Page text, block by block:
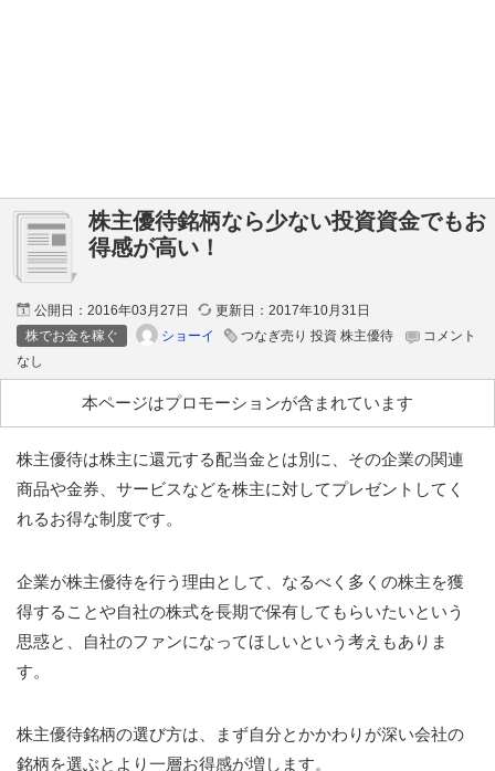
株主優待銘柄なら少ない投資資金でもお
得感が高い！
公開日： 2016年03月27日 更新日： 2017年10月31日
株でお金を稼ぐ
ショーイ つなぎ売り 投資 株主優待
コメント
なし
本ページはプロモーションが含まれています
株主優待は株主に還元する配当金とは別に、その企業の関連
商品や金券、サービスなどを株主に対してプレゼントしてく
れるお得な制度です。
企業が株主優待を行う理由として、なるべく多くの株主を獲
得することや自社の株式を長期で保有してもらいたいという
思惑と、自社のファンになってほしいという考えもありま
す。
株主優待銘柄の選び方は、まず自分とかかわりが深い会社の
銘柄を選ぶとより一層お得感が増します。